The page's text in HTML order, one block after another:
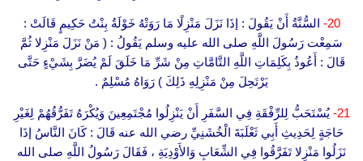
20- السُّنَّةُ أَنْ يَقُولَ : إذَا نَزَلَ مَنْزِلًا مَا رَوَتْهُ خَوْلَةُ بِنْتُ حَكِيمٍ قَالَتْ :
سَمِعْت رَسُولَ اللَّهِ صلى الله عليه وسلم يَقُولُ : ( مَنْ نَزَلَ مَنْزِلا ثُمَّ
قَالَ : أَعُوذُ بِكَلِمَاتِ اللَّهِ التَّامَّاتِ مِنْ شَرِّ مَا خَلَقَ لَمْ يُضَرَّ بِشَيْءٍ حَتَّى
يَرْتَحِلَ مِنْ مَنْزِلِهِ ذَلِكَ ) رَوَاهُ مُسْلِمٌ .
21- يُسْتَحَبُّ لِلرِّفْقَةِ فِي السَّفَرِ أَنْ يَنْزِلُوا مُجْتَمِعِينَ وَيُكْرَهُ تَفَرُّقُهُمْ لِغَيْرِ
حَاجَةٍ لِحَدِيثِ أَبِي ثَعْلَبَةَ الْخُشَنِيِّ رضي الله عنه قَالَ : كَانَ النَّاسُ إذَا
نَزَلُوا مَنْزِلا تَفَرَّقُوا فِي الشِّعَابِ وَالأَوْدِيَةِ ، فَقَالَ رَسُولُ اللَّهِ صلى الله